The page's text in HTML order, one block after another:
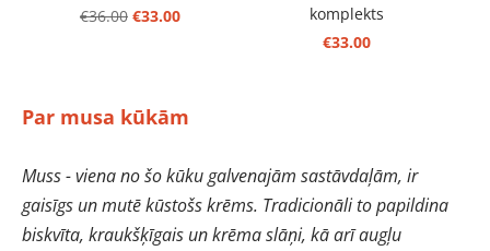
Par musa kūkām
Muss - viena no šo kūku galvenajām sastāvdaļām, ir
gaisīgs un mutē kūstošs krēms. Tradicionāli to papildina
biskvīta, kraukšķīgais un krēma slāņi, kā arī augļu
€36.00 €33.00
komplekts
€33.00